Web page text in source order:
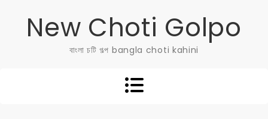
New Choti Golpo
বাংলা চটি গল্প bangla choti kahini